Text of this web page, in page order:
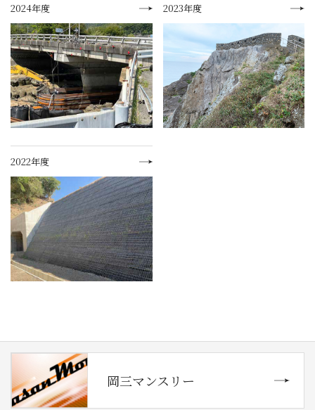
2024年度 2023年度
2022年度
岡三マンスリー